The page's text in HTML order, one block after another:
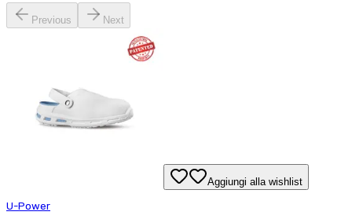
Previous Next
Aggiungi alla wishlist
U-Power